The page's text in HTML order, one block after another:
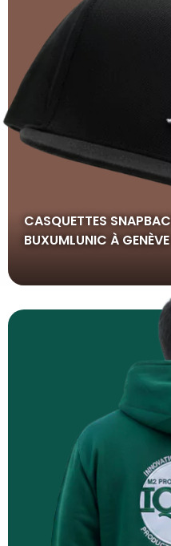
CASQUETTES
BUXUMLUNIC À